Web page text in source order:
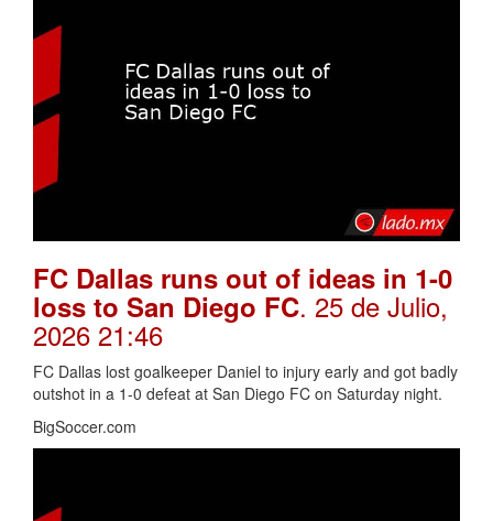
FC Dallas runs out of ideas in 1-0
loss to San Diego FC. 25 de Julio,
2026 21:46
FC Dallas lost goalkeeper Daniel to injury early and got badly
outshot in a 1-0 defeat at San Diego FC on Saturday night.
BigSoccer.com